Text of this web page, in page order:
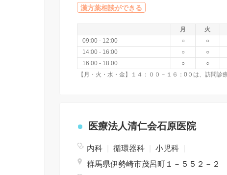
漢方薬相談ができる
月 火
09:00 - 12:00
○ ○
14:00 - 16:00
○ ○
16:00 - 18:00
○ ○
医療法人清仁会石原医院
内科 循環器科 小児科
群馬県伊勢崎市茂呂町１－５５２－２